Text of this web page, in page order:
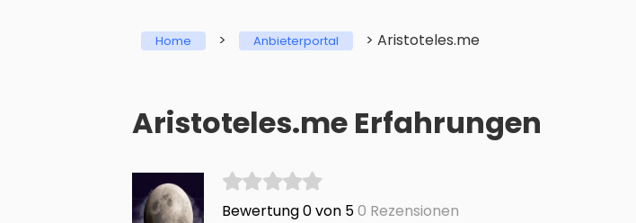
Home > Anbieterportal > Aristoteles.me
Aristoteles.me Erfahrungen
Bewertung 0 von 50 Rezensionen